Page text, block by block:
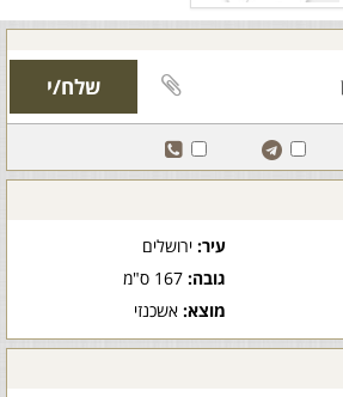
עיר:ירושלים
גובה:167 ס"מ
מוצא:אשכנזי